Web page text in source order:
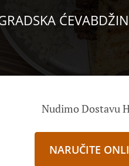
Nudimo Dostavu
NARUČITE